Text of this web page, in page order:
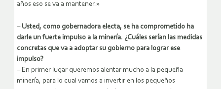
años eso se va a mantener.»
– Usted, como gobernadora electa, se ha comprometido ha
darle un fuerte impulso a la minería. ¿Cuáles serían las medidas
concretas que va a adoptar su gobierno para lograr ese
impulso?
– En primer lugar queremos alentar mucho a la pequeña
minería, para lo cual vamos a invertir en los pequeños